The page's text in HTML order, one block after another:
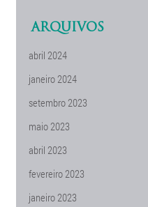
ARQUIVOS
abril 2024
janeiro 2024
setembro 2023
maio 2023
abril 2023
fevereiro 2023
janeiro 2023